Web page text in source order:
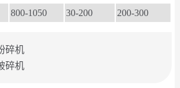
800-1050 30-200 200-300
碎机
碎机